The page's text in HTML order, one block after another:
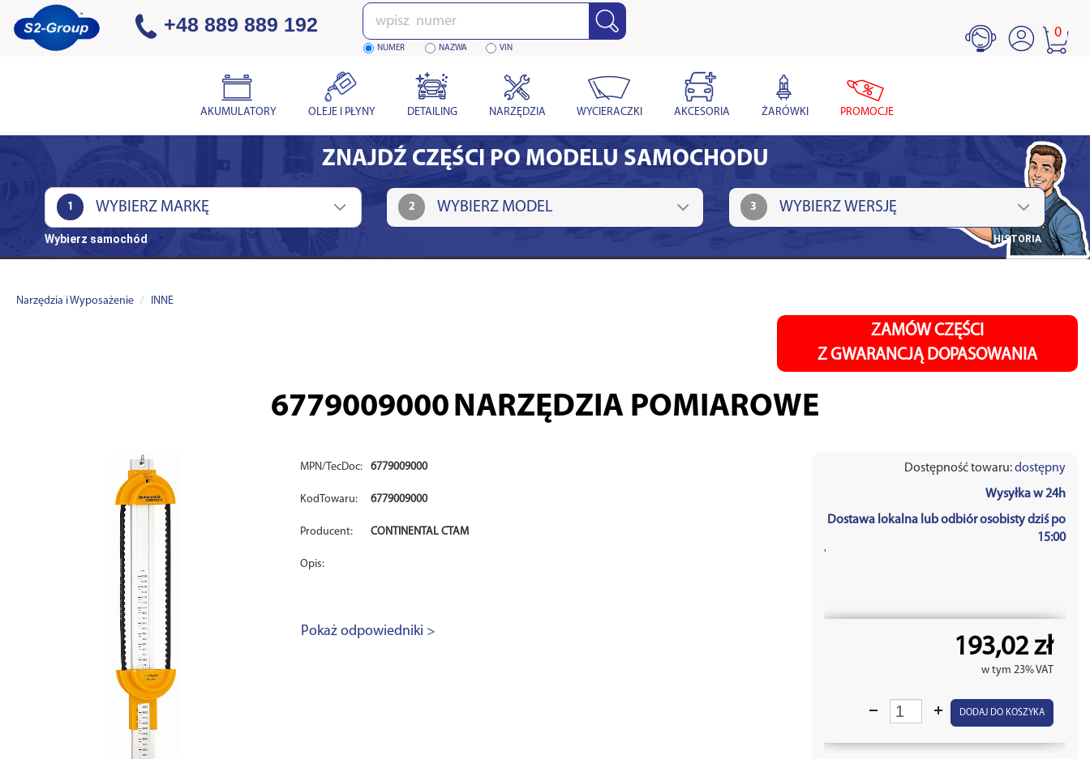
+48 889 889 192 Wpisz
numer
NUMER NAZWA VIN
0
AKUMULATORY OLEJE I PŁYNY DETAILING NARZĘDZIA WYCIERACZKI AKCESORIA ŻARÓWKI PROMOCJE
ZNAJDŹ CZĘŚCI PO MODELU SAMOCHODU
1 2 3
Wybierz samochód HISTORIA
Narzędzia i Wyposażenie INNE
ZAMÓW CZĘŚCI
Z GWARANCJĄ DOPASOWANIA
6779009000 NARZĘDZIA POMIAROWE
MPN/TecDoc: 6779009000
KodTowaru: 6779009000
Producent: CONTINENTAL CTAM
Opis:
Pokaż odpowiedniki >
Dostępność towaru:dostępny
Wysyłka w 24h
Dostawa lokalna lub odbiór osobisty dziś po
15:00
'
193,02 zł
w tym 23% VAT
DODAJ DO KOSZYKA